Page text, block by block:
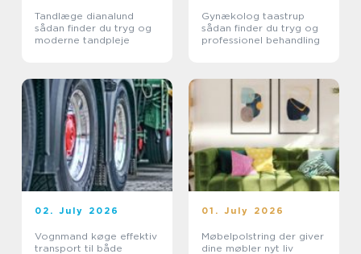
Tandlæge dianalund
sådan finder du tryg og
moderne tandpleje
Gynækolog taastrup
sådan finder du tryg og
professionel behandling
02. July 2026
Vognmand køge effektiv
transport til både
01. July 2026
Møbelpolstring der giver
dine møbler nyt liv